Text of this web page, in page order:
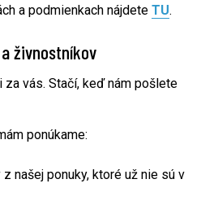
a podmienkach nájdete TU.
živnostníkov
za vás. Stačí, keď nám pošlete
ponúkame:
našej ponuky, ktoré už nie sú v